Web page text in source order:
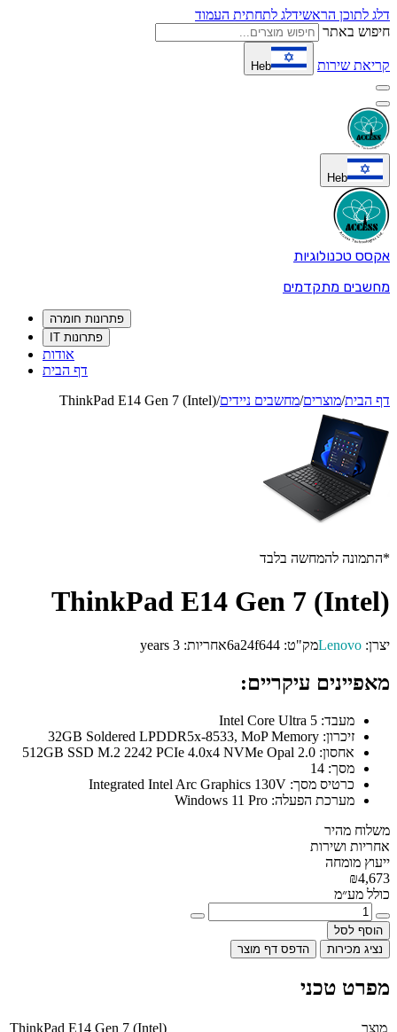
דלג לתוכן הראשידלג לתחתית העמוד
חיפוש באתר
קריאת שירות Heb
Heb
אקסס טכנולוגיות
מחשבים מתקדמים
פתרונות חומרה
פתרונות IT
אודות
דף הבית
דף הבית/מוצרים/מחשבים ניידים/
ThinkPad E14 Gen 7 (Intel)
*התמונה להמחשה בלבד
ThinkPad E14 Gen 7 (Intel)
יצרן: Lenovoמק"ט: 6a24f644אחריות: 3 years
מאפיינים עיקריים:
מעבד:
זיכרון:
אחסון:
מסך:
כרטיס מסך:
מערכת הפעלה:
משלוח מהיר
אחריות ושירות
ייעוץ מומחה
₪4,673
כולל מע״מ
הוסף לסל
נציג מכירות
הדפס דף מוצר
מפרט טכני
מוצר
ThinkPad E14 Gen 7 (Intel)